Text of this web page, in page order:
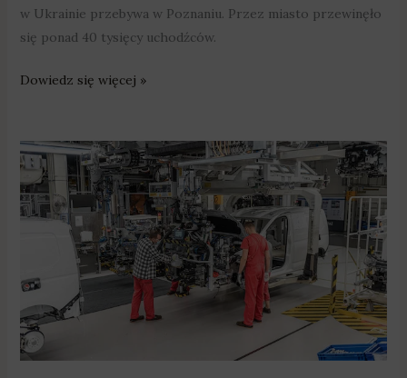
w Ukrainie przebywa w Poznaniu. Przez miasto przewinęło
się ponad 40 tysięcy uchodźców.
Dowiedz się więcej »
Po
blisko
3-
tygodniowej
przerwie
Volkswagen
wznowił
produkcję